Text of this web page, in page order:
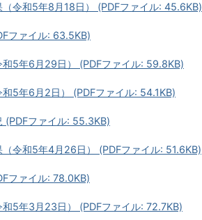
令和5年8月18日） (PDFファイル: 45.6KB)
ファイル: 63.5KB)
5年6月29日） (PDFファイル: 59.8KB)
5年6月2日） (PDFファイル: 54.1KB)
(PDFファイル: 55.3KB)
令和5年4月26日） (PDFファイル: 51.6KB)
ファイル: 78.0KB)
5年3月23日） (PDFファイル: 72.7KB)